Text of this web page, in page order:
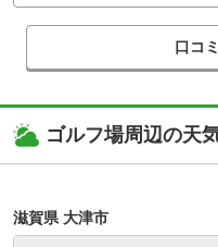
口コ
ゴルフ場周辺の天
滋賀県 大津市